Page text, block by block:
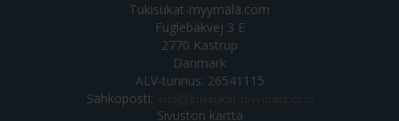
Tukisukat-myymälä.com
Fuglebäkvej 3 E
2770 Kastrup
Danmark
ALV-tunnus: 26541115
Sähköposti:
Sivuston kartta